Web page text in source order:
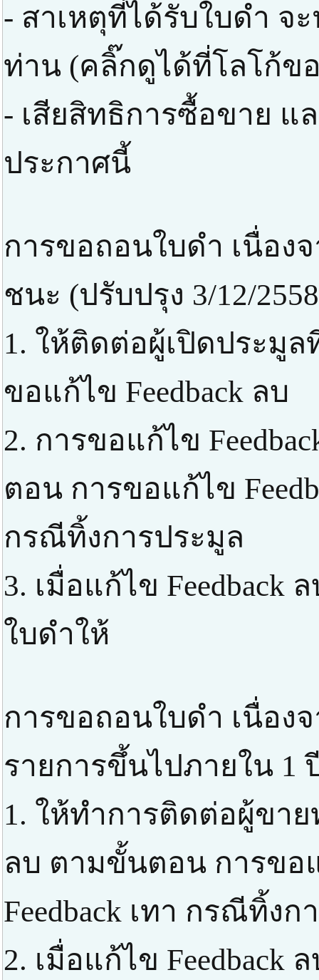
- สาเหตุที่ได้รับใบดำ จ
ท่าน (คลิ๊กดูได้ที่โลโก้ข
- เสียสิทธิการซื้อขาย แ
ประกาศนี้
การขอถอนใบดำ เนื่อง
ชนะ (ปรับปรุง 3/12/
1. ให้ติดต่อผู้เปิดประมูล
ขอแก้ไข Feedback ลบ
2. การขอแก้ไข
ตอน การขอแก้ไข
กรณีทิ้งการประมูล
3. เมื่อแก้ไข Feedback
ใบดำให้
การขอถอนใบดำ เนื่อง
รายการขึ้นไปภายใน 1
1. ให้ทำการติดต่อผู้ขาย
ลบ ตามขั้นตอน การขอแ
Feedback เทา กรณีทิ้งก
2. เมื่อแก้ไข